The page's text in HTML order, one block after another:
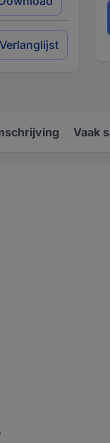
Verlanglijst
Vaak